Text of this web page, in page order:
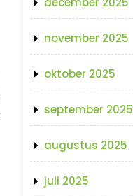
november 2025
oktober 2025
september 2025
augustus 2025
juli 2025